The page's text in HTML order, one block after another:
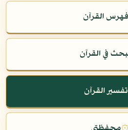
فهرس القرآن
في القرآن
تفسير القرآن